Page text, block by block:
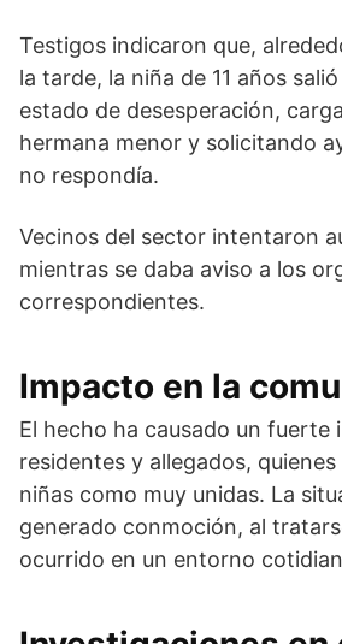
Testigos indicaron que,
la tarde, la niña de 11 años
estado de desesperación,
hermana menor y solicitando
no respondía.
Vecinos del sector intentaron
mientras se daba aviso a los
correspondientes.
Impacto en la
El hecho ha causado un fuerte
residentes y allegados,
niñas como muy unidas. La
generado conmoción, al
ocurrido en un entorno